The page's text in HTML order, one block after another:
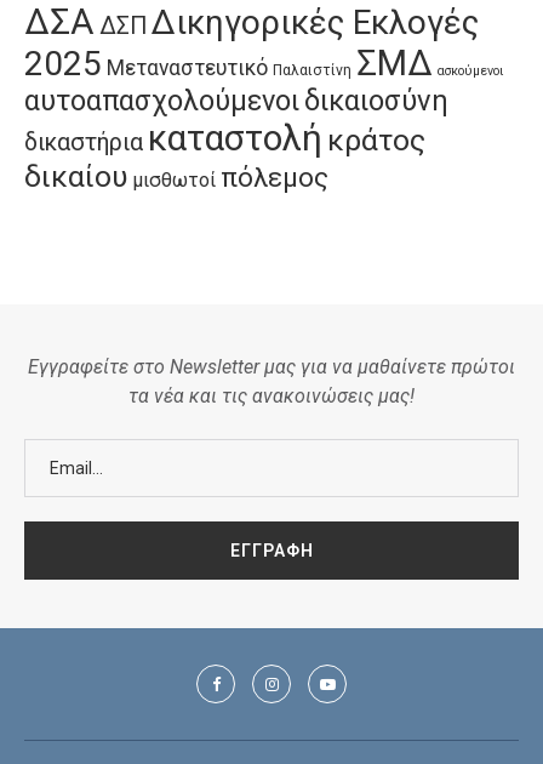
ΔΣΑ ΔΣΠ Δικηγορικές Εκλογές
2025 Μεταναστευτικό Παλαιστίνη ΣΜΔ ασκούμενοι
αυτοαπασχολούμενοιδικαιοσύνη
δικαστήρια καταστολή κράτος
δικαίου μισθωτοί πόλεμος
Εγγραφείτε στο Newsletter μας για να μαθαίνετε πρώτοι
τα νέα και τις ανακοινώσεις μας!